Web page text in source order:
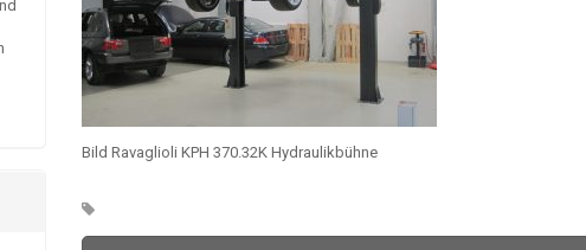
Bild Ravaglioli KPH 370.32K Hydraulikbühne